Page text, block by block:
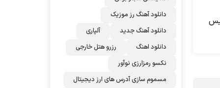
دانلود آهنگ رز‌ موزیک
دانلود آهنگ جدید
آلپاری
دانلود اهنگ
رزرو هتل خارجی
نکسو رمزارزی نوآور
مسموم سازی آدرس های ارز دیجیتال